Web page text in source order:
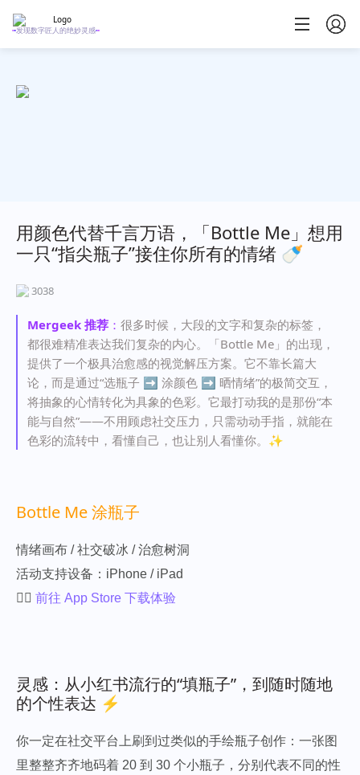
发现数字匠人的绝妙灵感
用颜色代替千言万语，「Bottle Me」想用
一只“指尖瓶子”接住你所有的情绪 🍼
3038
Mergeek 推荐 ： 很多时候，大段的文字和复杂的标签，
都很难精准表达我们复杂的内心。「Bottle Me」的出现，
提供了一个极具治愈感的视觉解压方案。它不靠长篇大
论，而是通过“选瓶子 ➡️ 涂颜色 ➡️ 晒情绪”的极简交互，
将抽象的心情转化为具象的色彩。它最打动我的是那份“本
能与自然”——不用顾虑社交压力，只需动动手指，就能在
色彩的流转中，看懂自己，也让别人看懂你。✨
Bottle Me 涂瓶子
情绪画布 / 社交破冰 / 治愈树洞
活动支持设备：iPhone / iPad
👉🏻 前往 App Store 下载体验
灵感：从小红书流行的“填瓶子”，到随时随地
的个性表达 ⚡️
你一定在社交平台上刷到过类似的手绘瓶子创作：一张图
里整整齐齐地码着 20 到 30 个小瓶子，分别代表不同的性